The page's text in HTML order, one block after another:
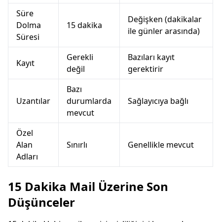
Süre
Dolma
Süresi
15 dakika
Değişken (dakikalar
ile günler arasında)
Kayıt
Gerekli
değil
Bazıları kayıt
gerektirir
Uzantılar
Bazı
durumlarda
mevcut
Sağlayıcıya bağlı
Özel
Alan
Adları
Sınırlı Genellikle mevcut
15 Dakika Mail Üzerine Son
Düşünceler